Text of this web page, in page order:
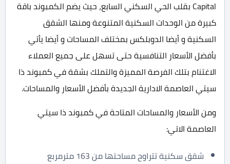
Capital بقلب الحي السكني السابع، حيث يضم الكمبوند باقة
كبيرة من الوحدات السكنية المتنوعة ومنها الشقق
السكنية و أيضا الدوبلكس بمختلف المساحات و أيضا يأتي
بأفضل الأسعار التنافسية حتى تسهل على جميع العملاء
الاغتنام بتلك الفرصة المميزة والتملك بشقة في كمبوند ذا
سيتي العاصمة الادارية الجديدة بأفضل الأسعار والمساحات.
ومن الأسعار والمساحات المتاحة في كمبوند ذا سيتي
العاصمة الاتي:
شقق سكنية تتراوح مساحتها من 163 مترمربع